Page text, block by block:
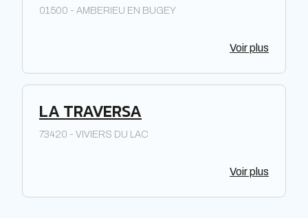
01500 - AMBERIEU EN BUGEY
Voir plus
LA TRAVERSA
73420 - VIVIERS DU LAC
Voir plus